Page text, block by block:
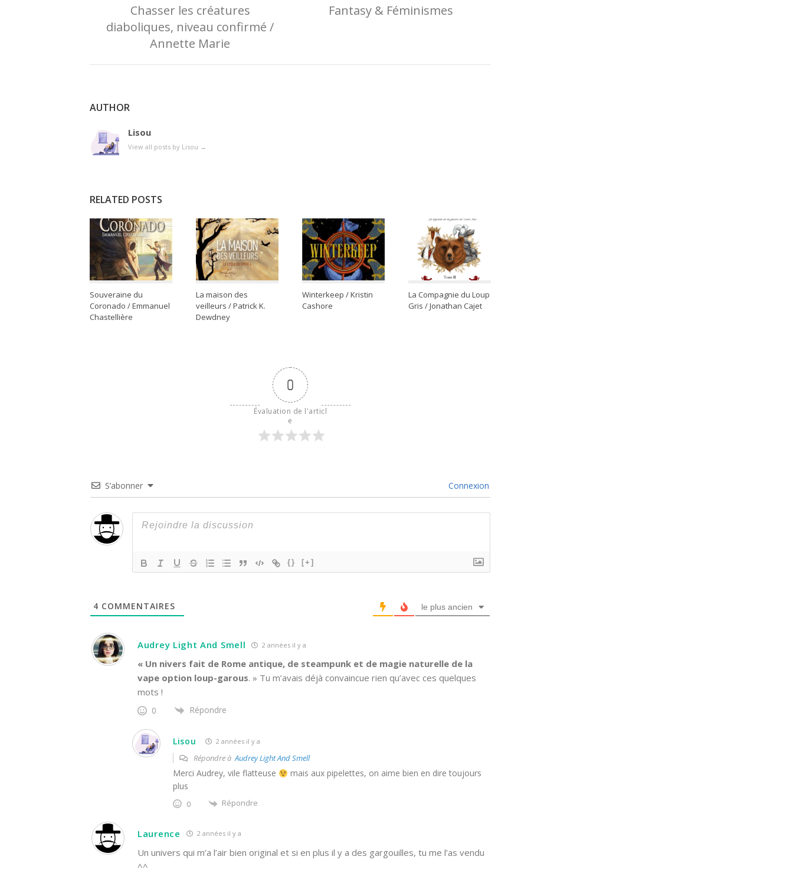
Chasser les créatures
diaboliques, niveau confirmé /
Annette Marie
Fantasy & Féminismes
AUTHOR
Lisou
View all posts by Lisou →
RELATED POSTS
Souveraine du
Coronado / Emmanuel
Chastellière
La maison des
veilleurs / Patrick K.
Dewdney
Winterkeep / Kristin
Cashore
La Compagnie du Loup
Gris / Jonathan Cajet
0
Évaluation de l'articl
e
S’abonner Connexion
{} [+]
4 COMMENTAIRES le plus ancien
Audrey Light And Smell 2 années il y a
« Un nivers fait de Rome antique, de steampunk et de magie naturelle de la
vape option loup-garous. » Tu m’avais déjà convaincue rien qu’avec ces quelques
mots !
0 Répondre
Lisou 2 années il y a
Répondre àAudrey Light And Smell
Merci Audrey, vile flatteuse
mais aux pipelettes, on aime bien en dire toujours
plus
0 Répondre
Laurence 2 années il y a
Un univers qui m’a l’air bien original et si en plus il y a des gargouilles, tu me l’as vendu
^^